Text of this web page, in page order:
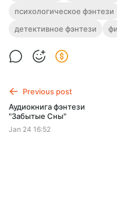
Полная версия. Трилогия.
рекламы и любых
психологическое фэнтези
детективное фэнтези
Previous post
Аудиокнига фэнтези
"Забытые Сны"
Jan 24 16:52